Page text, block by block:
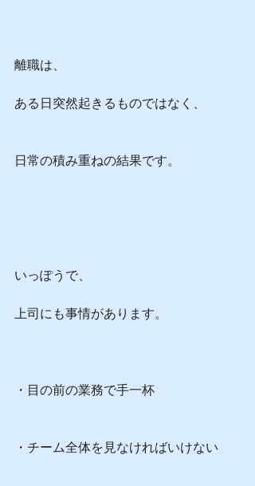
離職は、
ある日突然起きるものではなく、
日常の積み重ねの結果です。
いっぽうで、
上司にも事情があります。
・目の前の業務で手一杯
・チーム全体を見なければいけない